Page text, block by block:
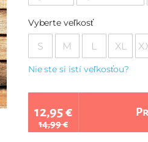
Vyberte veľkosť
S M L XL
Nie ste si istí veľkosťou?
12,95 €
14,99 €